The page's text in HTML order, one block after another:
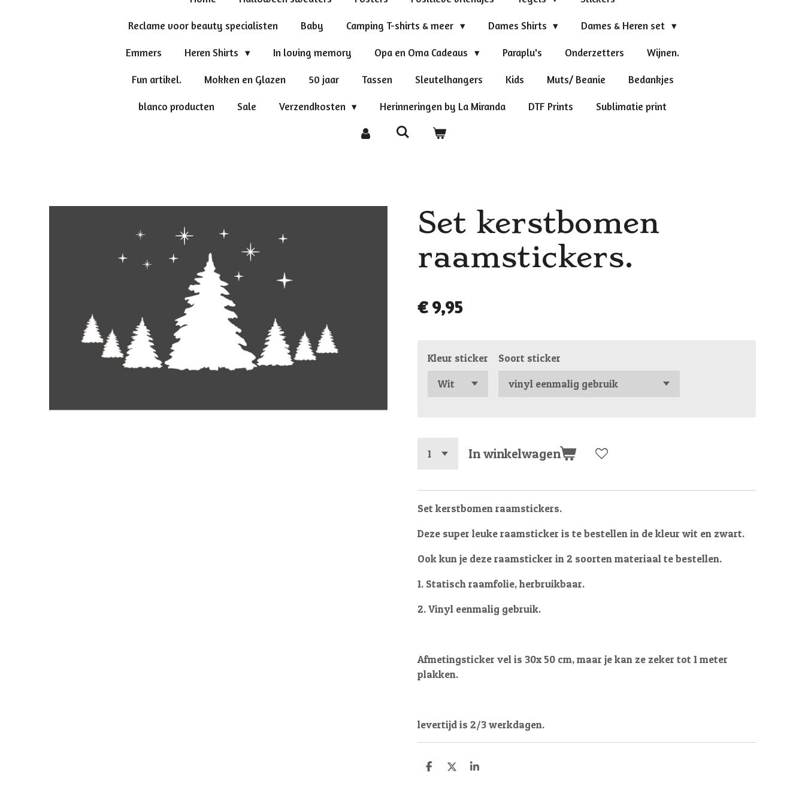
Reclame voor beauty specialisten Baby Camping T-shirts & meer Dames Shirts Dames & Heren set
Emmers Heren Shirts In loving memory Opa en Oma Cadeaus Paraplu's Onderzetters Wijnen.
Fun artikel. Mokken en Glazen 50 jaar Tassen Sleutelhangers Kids Muts/ Beanie Bedankjes
blanco producten Sale Verzendkosten Herinneringen by La Miranda DTF Prints Sublimatie print
Set kerstbomen
raamstickers.
€ 9,95
Kleur sticker Soort sticker
In winkelwagen
Set kerstbomen raamstickers.
Deze super leuke raamsticker is te bestellen in de kleur wit en zwart.
Ook kun je deze raamsticker in 2 soorten materiaal te bestellen.
1. Statisch raamfolie, herbruikbaar.
2. Vinyl eenmalig gebruik.
Afmetingsticker vel is 30x 50 cm, maar je kan ze zeker tot 1 meter
plakken.
levertijd is 2/3 werkdagen.
D
D
S